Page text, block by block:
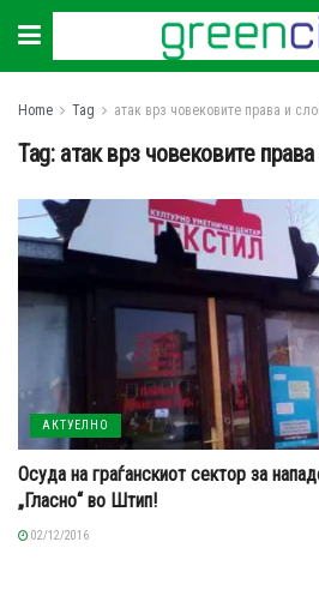
Home Tag атак врз човековите права и
Tag: атак врз човековите
АКТУЕЛНО
Осуда на граѓанскиот сектор за
„Гласно“ во Штип!
02/12/2016